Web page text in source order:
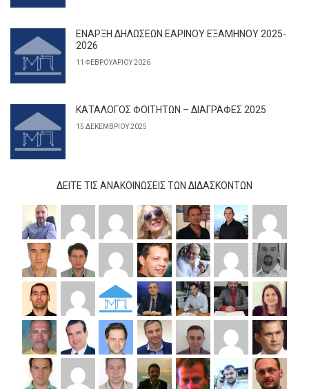
ΕΝΑΡΞΗ ΔΗΛΩΣΕΩΝ ΕΑΡΙΝΟΥ ΕΞΑΜΗΝΟΥ 2025-
2026
11 ΦΕΒΡΟΥΑΡΊΟΥ 2026
ΚΑΤΑΛΟΓΟΣ ΦΟΙΤΗΤΩΝ – ΔΙΑΓΡΑΦΕΣ 2025
15 ΔΕΚΕΜΒΡΊΟΥ 2025
ΔΕΊΤΕ ΤΙΣ ΑΝΑΚΟΙΝΏΣΕΙΣ ΤΩΝ ΔΙΔΆΣΚΟΝΤΩΝ